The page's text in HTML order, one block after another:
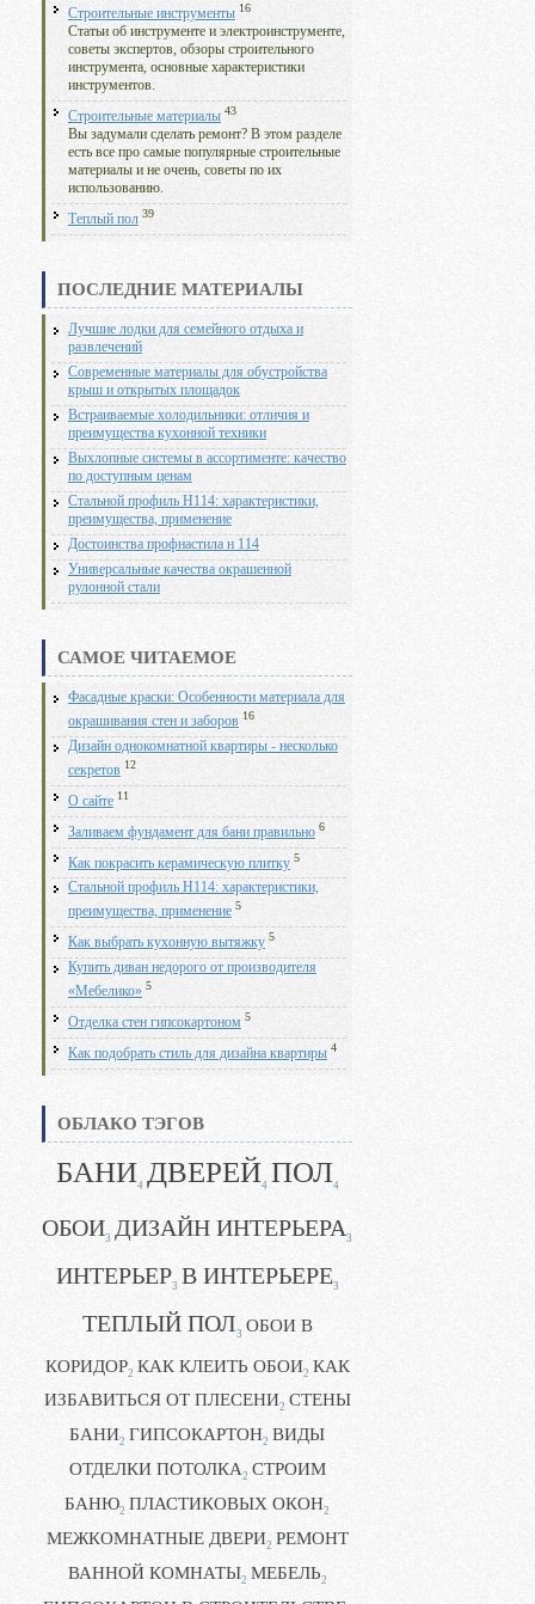
Строительные инструменты 16
Статьи об инструменте и электроинструменте,
советы экспертов, обзоры строительного
инструмента, основные характеристики
инструментов.
Строительные материалы 43
Вы задумали сделать ремонт? В этом разделе
есть все про самые популярные строительные
материалы и не очень, советы по их
использованию.
Теплый пол 39
ПОСЛЕДНИЕ МАТЕРИАЛЫ
Лучшие лодки для семейного отдыха и
развлечений
Современные материалы для обустройства
крыш и открытых площадок
Встраиваемые холодильники: отличия и
преимущества кухонной техники
Выхлопные системы в ассортименте: качество
по доступным ценам
Стальной профиль Н114: характеристики,
преимущества, применение
Достоинства профнастила н 114
Универсальные качества окрашенной
рулонной стали
САМОЕ ЧИТАЕМОЕ
Фасадные краски: Особенности материала для
окрашивания стен и заборов 16
Дизайн однокомнатной квартиры - несколько
секретов 12
О сайте 11
Заливаем фундамент для бани правильно 6
Как покрасить керамическую плитку 5
Стальной профиль Н114: характеристики,
преимущества, применение 5
Как выбрать кухонную вытяжку 5
Купить диван недорого от производителя
«Мебелико» 5
Отделка стен гипсокартоном 5
Как подобрать стиль для дизайна квартиры 4
ОБЛАКО ТЭГОВ
БАНИ4 ДВЕРЕЙ4 ПОЛ4
ОБОИ3 ДИЗАЙН ИНТЕРЬЕРА3
ИНТЕРЬЕР3 В ИНТЕРЬЕРЕ3
ТЕПЛЫЙ ПОЛ3 ОБОИ В
КОРИДОР2 КАК КЛЕИТЬ ОБОИ2 КАК
ИЗБАВИТЬСЯ ОТ ПЛЕСЕНИ2 СТЕНЫ
БАНИ2 ГИПСОКАРТОН2 ВИДЫ
ОТДЕЛКИ ПОТОЛКА2 СТРОИМ
БАНЮ2 ПЛАСТИКОВЫХ ОКОН2
МЕЖКОМНАТНЫЕ ДВЕРИ2 РЕМОНТ
ВАННОЙ КОМНАТЫ2 МЕБЕЛЬ2